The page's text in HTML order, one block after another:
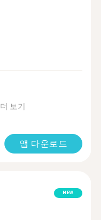
더 보기
앱 다운로드
NEW